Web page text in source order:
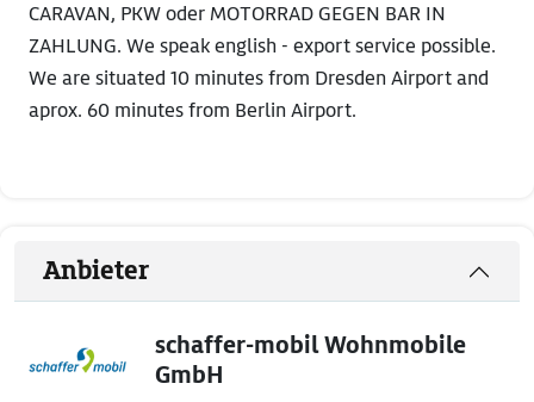
CARAVAN, PKW oder MOTORRAD GEGEN BAR IN
ZAHLUNG. We speak english - export service possible.
We are situated 10 minutes from Dresden Airport and
aprox. 60 minutes from Berlin Airport.
Anbieter
schaffer-mobil Wohnmobile
GmbH